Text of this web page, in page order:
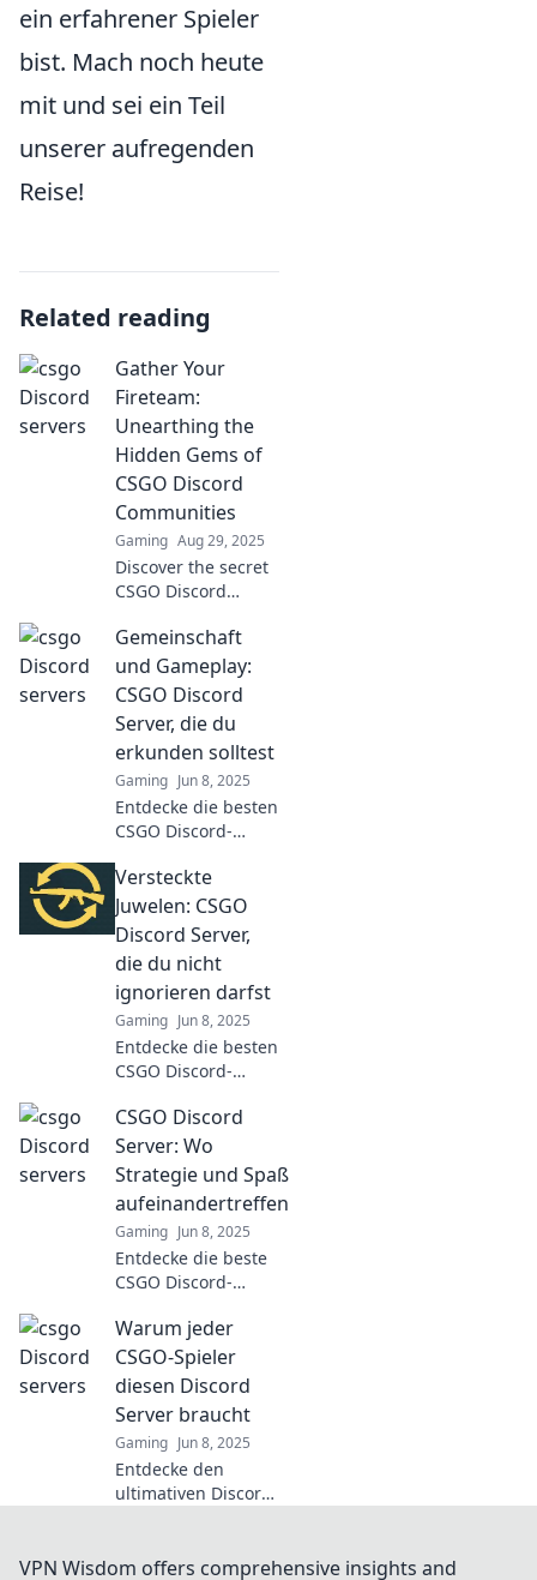
ein erfahrener Spieler
bist. Mach noch heute
mit und sei ein Teil
unserer aufregenden
Reise!
Related reading
Gather Your
Fireteam:
Unearthing the
Hidden Gems of
CSGO Discord
Communities
Gaming Aug 29, 2025
Discover the secret
CSGO Discord
will elevate your
game! Join the
ultimate fireteam
gems today!
Gemeinschaft
und Gameplay:
CSGO Discord
Server, die du
erkunden solltest
Gaming Jun 8, 2025
Entdecke die besten
CSGO Discord-
spannende
Gemeinschaft und
Gameplay! Werde
Teil der Action und
erlebe
unvergessliche
Momente!
Versteckte
Juwelen: CSGO
Discord Server,
die du nicht
ignorieren darfst
Gaming Jun 8, 2025
Entdecke die besten
CSGO Discord-
unbedingt
ausprobieren
musst! Verpasse
nicht die geheimen
Juwelen der
Gaming-
Community!
CSGO Discord
Server: Wo
Strategie und Spaß
aufeinandertreffen
Gaming Jun 8, 2025
Entdecke die beste
CSGO Discord-
Strategie auf Spaß
trifft! Tritt uns bei
und erlebe packende
Freunde!
Warum jeder
CSGO-Spieler
diesen Discord
Server braucht
Gaming Jun 8, 2025
Entdecke den
ultimativen Discord-
dein Game, finde
VPN Wisdom offers comprehensive insights and